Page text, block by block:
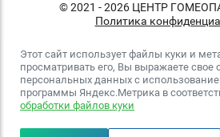
© 2021 - 2026 ЦЕНТР
Политика
Этот сайт использует файлы куки и
просматривать его, Вы выражаете свое
персональных данных с
программы Яндекс.Метрика в
обработки файлов куки